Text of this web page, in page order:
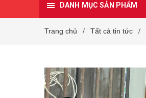
DANH MỤC SẢN PHẨM
Trang chủ / Tất cả tin tức /